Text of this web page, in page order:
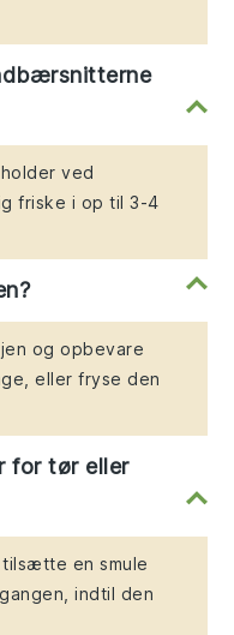
ved
friske i op til 3-4
og opbevare
eller fryse den
for tør eller
en smule
indtil den